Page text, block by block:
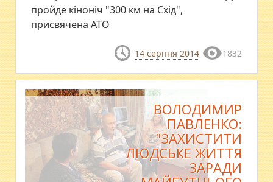
пройде кіноніч "300 км на Схід",
присвячена АТО
14 серпня 2014 1832
ВОЛОДИМИР
ПАВЛЕНКО:
"ЗАХИСТИТИ
ЛЮДСЬКЕ ЖИТТЯ
ЗАРАДИ